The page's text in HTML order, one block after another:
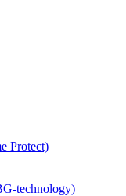
Protect)
technology)